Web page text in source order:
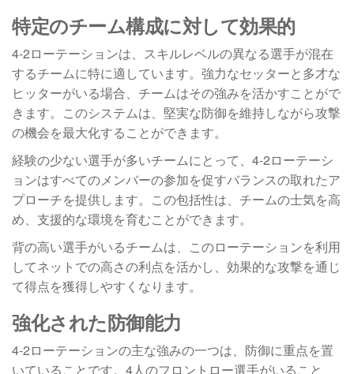
特定のチーム構成に対して効果的
4-2ローテーションは、スキルレベルの異なる選手が混在
するチームに特に適しています。強力なセッターと多才な
ヒッターがいる場合、チームはその強みを活かすことがで
きます。このシステムは、堅実な防御を維持しながら攻撃
の機会を最大化することができます。
経験の少ない選手が多いチームにとって、4-2ローテーシ
ョンはすべてのメンバーの参加を促すバランスの取れたア
プローチを提供します。この包括性は、チームの士気を高
め、支援的な環境を育むことができます。
背の高い選手がいるチームは、このローテーションを利用
してネットでの高さの利点を活かし、効果的な攻撃を通じ
て得点を獲得しやすくなります。
強化された防御能力
4-2ローテーションの主な強みの一つは、防御に重点を置
いていることです。4人のフロントロー選手がいること